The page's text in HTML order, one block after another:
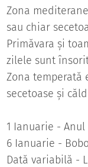
Zona
sau chiar
Primăvara și
zilele sunt
Zona temperată
secetoase și
1 Ianuarie - Anul
6 Ianuarie -
Dată variabilă -